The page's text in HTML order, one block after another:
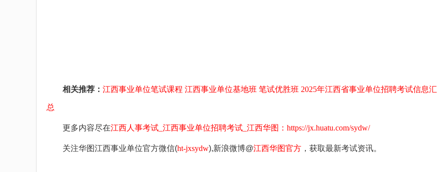
相关推荐： 江西事业单位笔试课程 江西事业单位基地班 笔试优胜班 2025年江西省事业单位招聘考试信息汇
总
更多内容尽在江西人事考试_江西事业单位招聘考试_江西华图：https://jx.huatu.com/sydw/
关注华图江西事业单位官方微信(ht-jxsydw),新浪微博@江西华图官方 ，获取最新考试资讯。